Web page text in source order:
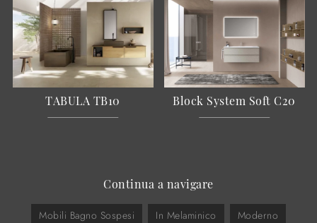
TABULA TB10 Block System Soft C20
Continua a navigare
Mobili Bagno Sospesi In Melaminico Moderno